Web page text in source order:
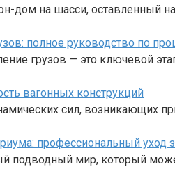
дом на шасси, оставленный
полное руководство по
грузов — это ключевой
вагонных конструкций
сил, возникающих
профессиональный уход
подводный мир, который